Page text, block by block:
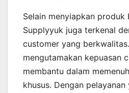
Selain menyiapkan produk
Supplyyuk juga terkenal
customer yang
mengutamakan kepuasan
membantu dalam
khusus. Dengan